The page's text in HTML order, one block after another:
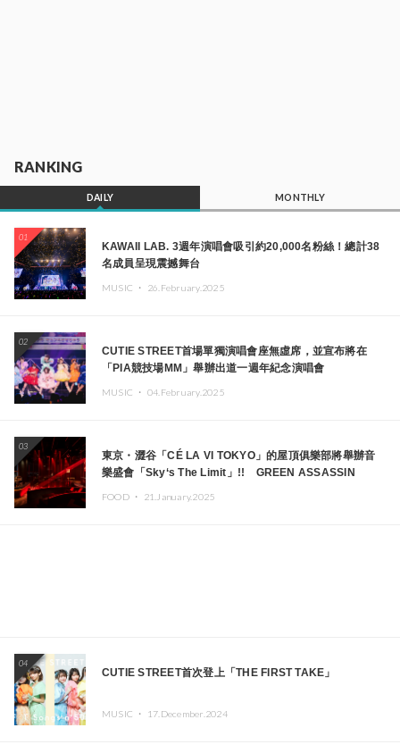
RANKING
DAILY MONTHLY
01
KAWAII LAB. 3週年演唱會吸引約20,000名粉絲！總計38
名成員呈現震撼舞台
MUSIC ・ 26.February.2025
02
CUTIE STREET首場單獨演唱會座無虛席，並宣布將在
「PIA競技場MM」舉辦出道一週年紀念演唱會
MUSIC ・ 04.February.2025
03
東京・澀谷「CÉ LA VI TOKYO」的屋頂俱樂部將舉辦音
樂盛會「Sky‘s The Limit」!! GREEN ASSASSIN
FOOD ・ 21.January.2025
04
CUTIE STREET首次登上「THE FIRST TAKE」
MUSIC ・ 17.December.2024